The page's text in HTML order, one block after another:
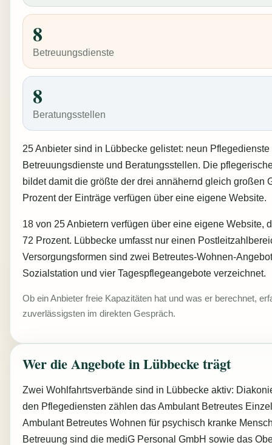
8
Betreuungsdienste
8
Beratungsstellen
25 Anbieter sind in Lübbecke gelistet: neun
Betreuungsdienste und Beratungsstellen. Die
bildet damit die größte der drei annähernd gleich großen
Prozent der Einträge verfügen über eine eigene Website.
18 von 25 Anbietern verfügen über eine eigene Website,
72 Prozent. Lübbecke umfasst nur einen
Versorgungsformen sind zwei Betreutes-Wohnen-
Sozialstation und vier Tagespflegeangebote verzeichnet.
Ob ein Anbieter freie Kapazitäten hat und was er berechnet,
zuverlässigsten im direkten Gespräch.
Wer die Angebote in Lübbecke trägt
Zwei Wohlfahrtsverbände sind in Lübbecke aktiv:
den Pflegediensten zählen das Ambulant Betreutes
Ambulant Betreutes Wohnen für psychisch kranke
Betreuung sind die mediG Personal GmbH sowie das